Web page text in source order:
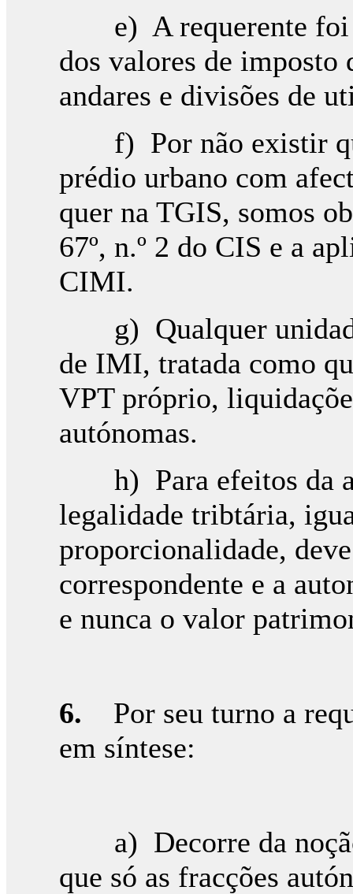
e) A requerente foi
dos valores de imposto
andares e divisões de
f) Por não existir
prédio urbano com
quer na TGIS, somos
67º, n.º 2 do CIS e a
g) Qualquer
de IMI, tratada como
VPT próprio,
autónomas.
h) Para efeitos da
legalidade tribtária,
proporcionalidade,
correspondente e a
e nunca o valor
6. Por seu turno a
em síntese:
a) Decorre da
que só as fracções